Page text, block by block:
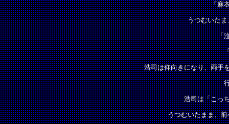
「麻
うつむいた
「
浩司は仰向きになり、両手
浩司は「こっ
うつむいたまま、